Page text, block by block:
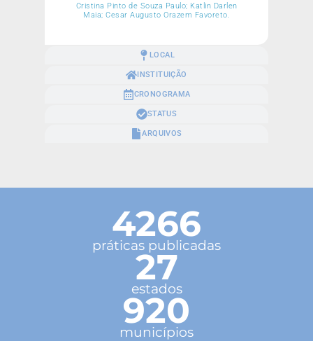
LOCAL
INSTITUIÇÃO
CRONOGRAMA
STATUS
ARQUIVOS
Cristina Pinto de Souza Paulo; Katlin Darlen
Maia; Cesar Augusto Orazem Favoreto.
4266
práticas publicadas
27
estados
920
municípios